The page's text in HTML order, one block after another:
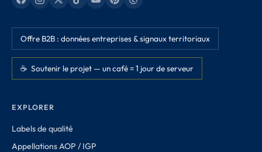
Offre B2B : données entreprises & signaux territoriaux
☕ Soutenir le projet — un café = 1 jour de serveur
EXPLORER
Labels de qualité
Appellations AOP / IGP